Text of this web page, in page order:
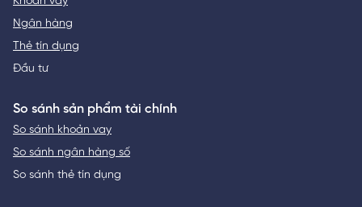
Ngân hàng
Thẻ tín dụng
Đầu tư
So sánh sản phẩm tài chính
So sánh khoản vay
So sánh ngân hàng số
So sánh thẻ tín dụng